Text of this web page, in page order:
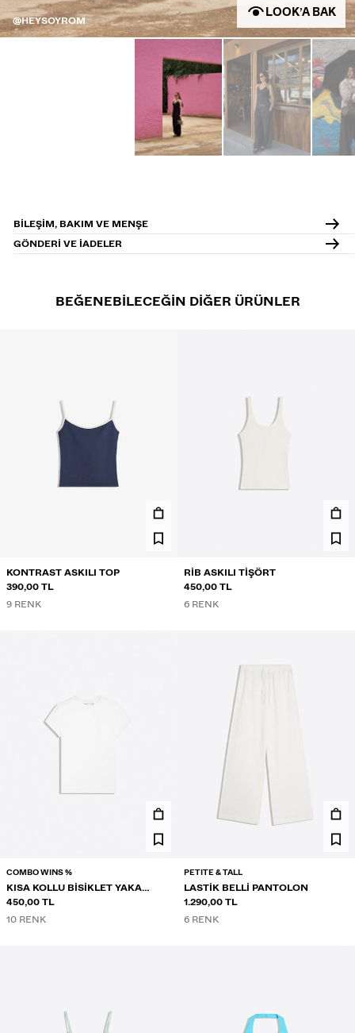
@HEYSOYROM
LOOK’A BAK
BILEŞIM, BAKIM VE MENŞE
GÖNDERI VE IADELER
BEĞENEBILECEĞIN DIĞER ÜRÜNLER
KONTRAST ASKILI TOP
390,00 TL
9 RENK
RIB ASKILI TIŞÖRT
450,00 TL
6 RENK
COMBO WINS %
KISA KOLLU BISIKLET YAKA
TIŞÖRT
450,00 TL
10 RENK
PETITE & TALL
LASTIK BELLI PANTOLON
1.290,00 TL
6 RENK